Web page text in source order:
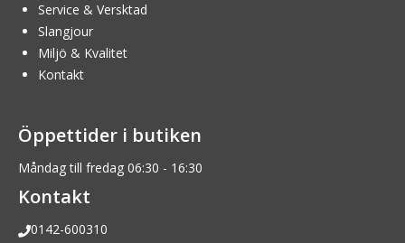
Service & Versktad
Slangjour
Miljö & Kvalitet
Kontakt
Öppettider i butiken
Måndag till fredag 06:30 - 16:30
Kontakt
0142-600310